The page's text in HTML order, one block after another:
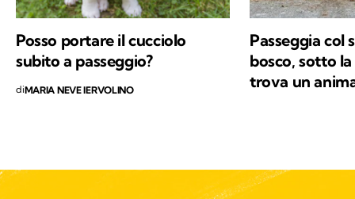
Posso portare il cucciolo
subito a passeggio?
diMARIA NEVE IERVOLINO
Passeggia col
bosco, sotto
trova un